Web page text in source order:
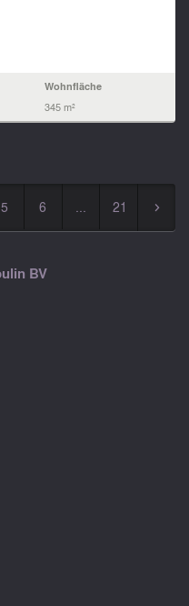
Wohnfläche
345 m²
5 6 ... 21 ▻
BV